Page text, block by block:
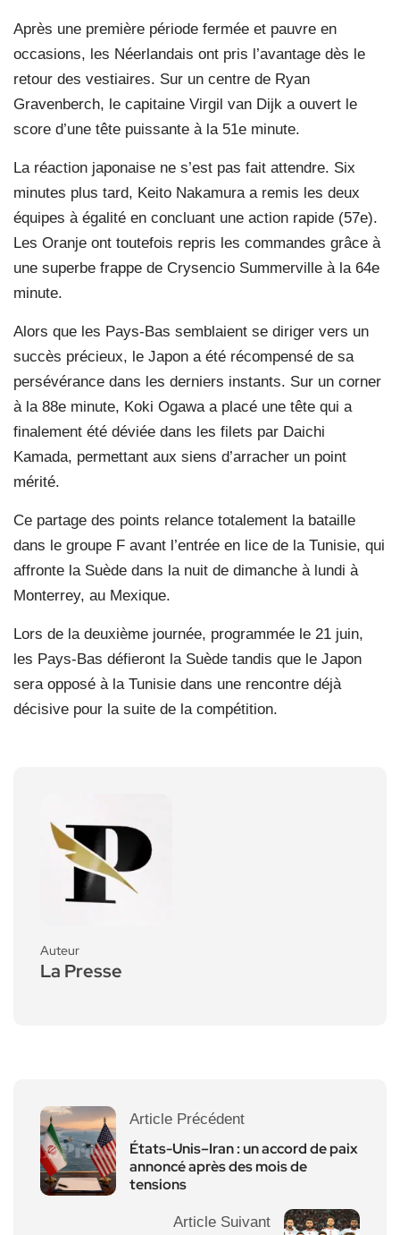
Après une première période fermée et pauvre en
occasions, les Néerlandais ont pris l’avantage dès le
retour des vestiaires. Sur un centre de Ryan
Gravenberch, le capitaine Virgil van Dijk a ouvert le
score d’une tête puissante à la 51e minute.
La réaction japonaise ne s’est pas fait attendre. Six
minutes plus tard, Keito Nakamura a remis les deux
équipes à égalité en concluant une action rapide (57e).
Les Oranje ont toutefois repris les commandes grâce à
une superbe frappe de Crysencio Summerville à la 64e
minute.
Alors que les Pays-Bas semblaient se diriger vers un
succès précieux, le Japon a été récompensé de sa
persévérance dans les derniers instants. Sur un corner
à la 88e minute, Koki Ogawa a placé une tête qui a
finalement été déviée dans les filets par Daichi
Kamada, permettant aux siens d’arracher un point
mérité.
Ce partage des points relance totalement la bataille
dans le groupe F avant l’entrée en lice de la Tunisie, qui
affronte la Suède dans la nuit de dimanche à lundi à
Monterrey, au Mexique.
Lors de la deuxième journée, programmée le 21 juin,
les Pays-Bas défieront la Suède tandis que le Japon
sera opposé à la Tunisie dans une rencontre déjà
décisive pour la suite de la compétition.
Auteur
La Presse
Article Précédent
États-Unis–Iran : un accord de paix
annoncé après des mois de
tensions
Article Suivant